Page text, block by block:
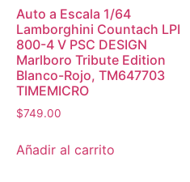
Auto a Escala 1/64
Lamborghini Countach LPI
800-4 V PSC DESIGN
Marlboro Tribute Edition
Blanco-Rojo, TM647703
TIMEMICRO
$749.00
Añadir al carrito